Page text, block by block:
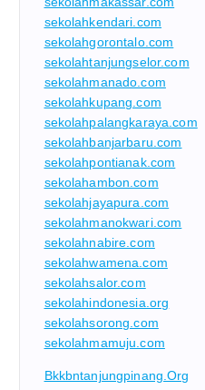
sekolahkendari.com
sekolahgorontalo.com
sekolahtanjungselor.com
sekolahmanado.com
sekolahkupang.com
sekolahpalangkaraya.com
sekolahbanjarbaru.com
sekolahpontianak.com
sekolahambon.com
sekolahjayapura.com
sekolahmanokwari.com
sekolahnabire.com
sekolahwamena.com
sekolahsalor.com
sekolahindonesia.org
sekolahsorong.com
sekolahmamuju.com
Bkkbntanjungpinang.org